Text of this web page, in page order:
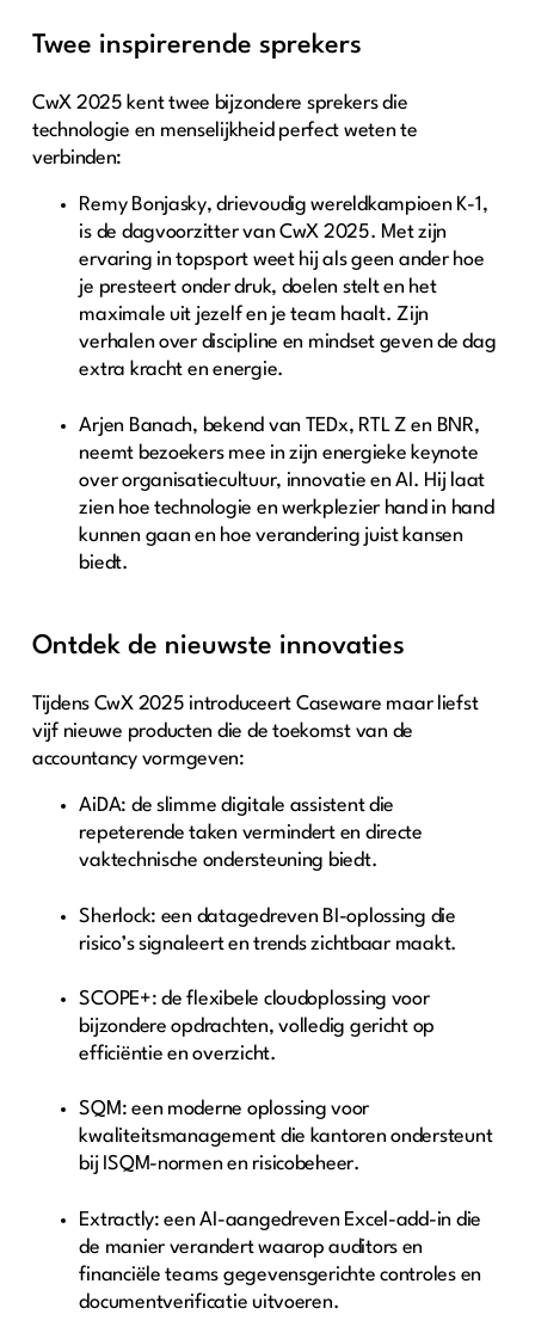
Twee inspirerende sprekers
CwX 2025 kent twee bijzondere sprekers die
technologie en menselijkheid perfect weten te
verbinden:
Remy Bonjasky, drievoudig wereldkampioen K-1,
is de dagvoorzitter van CwX 2025. Met zijn
ervaring in topsport weet hij als geen ander hoe
je presteert onder druk, doelen stelt en het
maximale uit jezelf en je team haalt. Zijn
verhalen over discipline en mindset geven de dag
extra kracht en energie.
Arjen Banach, bekend van TEDx, RTL Z en BNR,
neemt bezoekers mee in zijn energieke keynote
over organisatiecultuur, innovatie en AI. Hij laat
zien hoe technologie en werkplezier hand in hand
kunnen gaan en hoe verandering juist kansen
biedt.
Ontdek de nieuwste innovaties
Tijdens CwX 2025 introduceert Caseware maar liefst
vijf nieuwe producten die de toekomst van de
accountancy vormgeven:
AiDA: de slimme digitale assistent die
repeterende taken vermindert en directe
vaktechnische ondersteuning biedt.
Sherlock: een datagedreven BI-oplossing die
risico’s signaleert en trends zichtbaar maakt.
SCOPE+: de flexibele cloudoplossing voor
bijzondere opdrachten, volledig gericht op
efficiëntie en overzicht.
SQM: een moderne oplossing voor
kwaliteitsmanagement die kantoren ondersteunt
bij ISQM-normen en risicobeheer.
Extractly: een AI-aangedreven Excel-add-in die
de manier verandert waarop auditors en
financiële teams gegevensgerichte controles en
documentverificatie uitvoeren.